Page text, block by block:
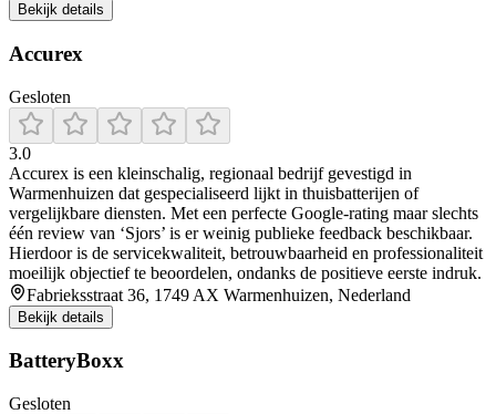
Bekijk details
Accurex
Gesloten
3.0
Accurex is een kleinschalig, regionaal bedrijf gevestigd in
Warmenhuizen dat gespecialiseerd lijkt in thuisbatterijen of
vergelijkbare diensten. Met een perfecte Google-rating maar slechts
één review van ‘Sjors’ is er weinig publieke feedback beschikbaar.
Hierdoor is de servicekwaliteit, betrouwbaarheid en professionaliteit
moeilijk objectief te beoordelen, ondanks de positieve eerste indruk.
Fabrieksstraat 36, 1749 AX Warmenhuizen, Nederland
Bekijk details
BatteryBoxx
Gesloten